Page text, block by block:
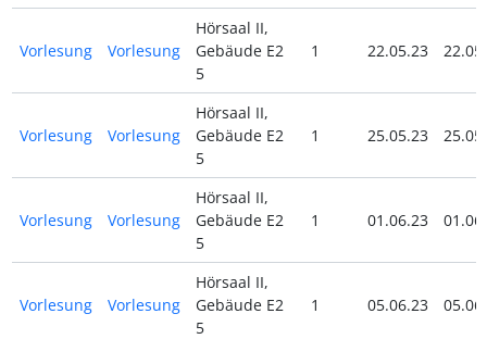
Vorlesung Vorlesung
Hörsaal II,
Gebäude E2
5
1 22.05.23
Vorlesung Vorlesung
Hörsaal II,
Gebäude E2
5
1 25.05.23
Vorlesung Vorlesung
Hörsaal II,
Gebäude E2
5
1 01.06.23
Vorlesung Vorlesung
Hörsaal II,
Gebäude E2
5
1 05.06.23